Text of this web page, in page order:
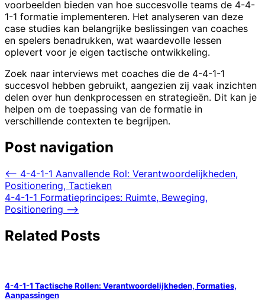
voorbeelden bieden van hoe succesvolle teams de 4-4-
1-1 formatie implementeren. Het analyseren van deze
case studies kan belangrijke beslissingen van coaches
en spelers benadrukken, wat waardevolle lessen
oplevert voor je eigen tactische ontwikkeling.
Zoek naar interviews met coaches die de 4-4-1-1
succesvol hebben gebruikt, aangezien zij vaak inzichten
delen over hun denkprocessen en strategieën. Dit kan je
helpen om de toepassing van de formatie in
verschillende contexten te begrijpen.
Post navigation
⟵ 4-4-1-1 Aanvallende Rol: Verantwoordelijkheden,
Positionering, Tactieken
4-4-1-1 Formatieprincipes: Ruimte, Beweging,
Positionering ⟶
Related Posts
4-4-1-1 Tactische Rollen: Verantwoordelijkheden, Formaties,
Aanpassingen